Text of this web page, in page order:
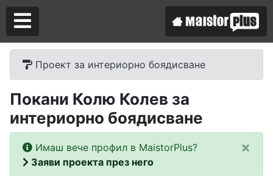
Проект за интериорно боядисване
Покани Колю Колев за
интериорно боядисване
Имаш вече профил в MaistorPlus?
Заяви проекта през него
×
Аз съм майстор